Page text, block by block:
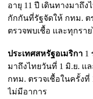
อายุ 11 ปี เดินทางมาถึง
กักกันที่รัฐจัดให้ กทม. ต
ตรวจพบเชื้อ เเละทุกรา
ประเทศสหรัฐอเมริกา 1
มาถึงไทยวันที่ 1 มิ.ย. เ
กทม. ตรวจเชื้อในครั้งที่
ไม่มีอาการ